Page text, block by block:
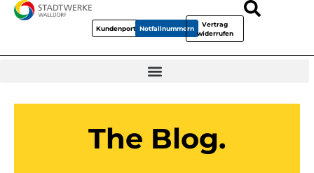
KundenportalNotfallnummern
Vertrag
widerrufen
The Blog.